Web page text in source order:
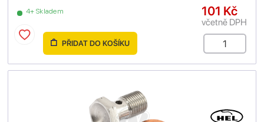
4+ Skladem 101 Kč
včetně DPH
PŘIDAT DO KOŠÍKU